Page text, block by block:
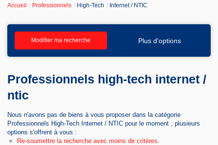
Notre Service Gestion et Location
Vendre
Agence
Accueil Professionnels High-Tech Internet / NTIC
Modifier ma recherche Plus d'options
Professionnels high-tech internet /
ntic
Nous n'avons pas de biens à vous proposer dans la catégorie
Professionnels High-Tech Internet / NTIC pour le moment , plusieurs
options s'offrent à vous :
Re-soumettre la recherche avec moins de critères.